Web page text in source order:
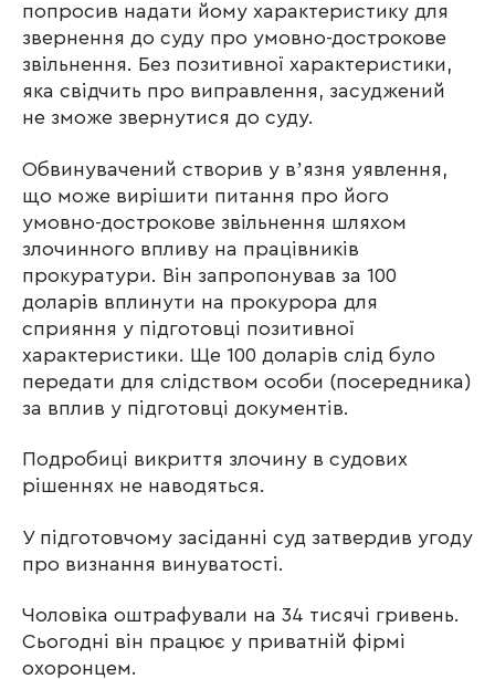
попросив надати йому характеристику для
звернення до суду про умовно-дострокове
звільнення. Без позитивної характеристики,
яка свідчить про виправлення, засуджений
не зможе звернутися до суду.
Обвинувачений створив у вʼязня уявлення,
що може вирішити питання про його
умовно-дострокове звільнення шляхом
злочинного впливу на працівників
прокуратури. Він запропонував за 100
доларів вплинути на прокурора для
сприяння у підготовці позитивної
характеристики. Ще 100 доларів слід було
передати для слідством особи (посередника)
за вплив у підготовці документів.
Подробиці викриття злочину в судових
рішеннях не наводяться.
У підготовчому засіданні суд затвердив угоду
про визнання винуватості.
Чоловіка оштрафували на 34 тисячі гривень.
Сьогодні він працює у приватній фірмі
охоронцем.